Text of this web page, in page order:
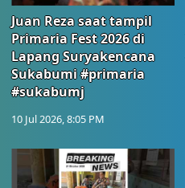
Juan Reza saat tampil
Primaria Fest 2026 di
Lapang Suryakencana
Sukabumi #primaria
#sukabumj
10 Jul 2026, 8:05 PM